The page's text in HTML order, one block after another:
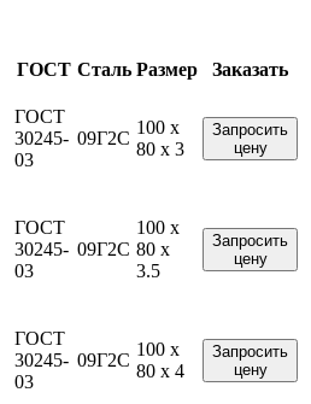
ГОСТ Сталь Размер
Заказать
ГОСТ
30245-
03
09Г2С
100 x
80 x 3
Запросить
цену
ГОСТ
30245-
03
09Г2С
100 x
80 x
3.5
Запросить
цену
ГОСТ
30245-
03
09Г2С
100 x
80 x 4
Запросить
цену